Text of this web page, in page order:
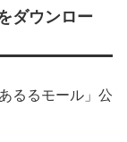
ダウンロー
るるモール」公